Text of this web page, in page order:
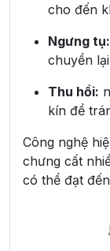
cho đến
Ngưng tụ:
chuyển
Thu hồi:
kín để
Công nghệ
chưng cất
có thể đạt